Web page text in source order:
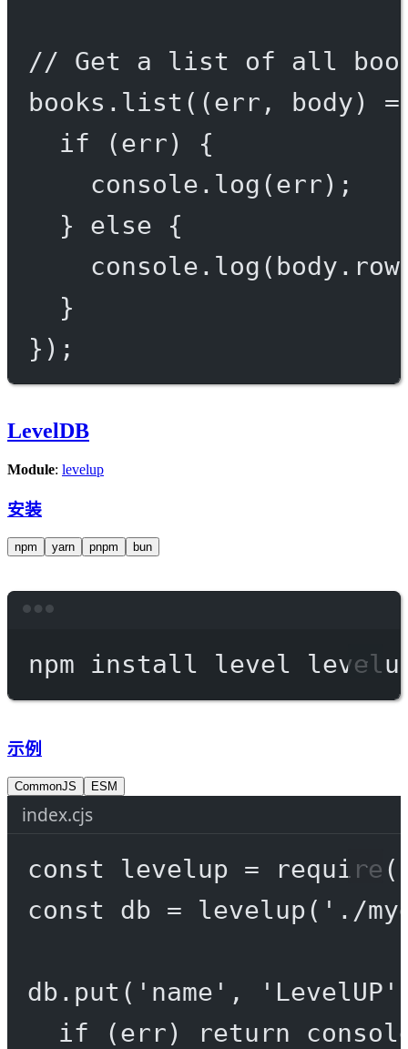
// Get a list of all
books. list ((err , body)
if (err) {
console. log (err);
} else {
console. log
}
});
LevelDB
Module: levelup
安装
npm yarn pnpm bun
npm install level
示例
CommonJS ESM
index.cjs
const levelup = require (
const
db = levelup( './
db. put ( 'name' , 'LevelUP'
if (err) return